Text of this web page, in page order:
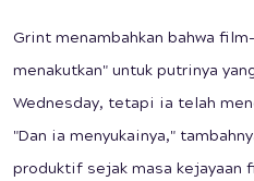
Grint menambahkan bahwa
menakutkan" untuk putrinya
Wednesday, tetapi ia telah
"Dan ia menyukainya,"
produktif sejak masa kejayaan